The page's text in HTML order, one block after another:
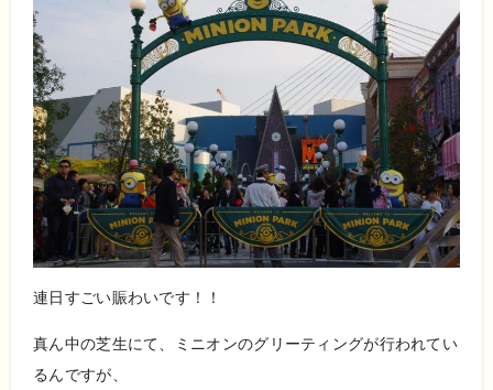
連日すごい賑わいです！！
真ん中の芝生にて、ミニオンのグリーティングが行われてい
るんですが、